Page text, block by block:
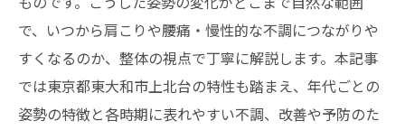
で、いつから肩こりや腰痛・慢性的な不調につながりや
すくなるのか、整体の視点で丁寧に解説します。本記事
では東京都東大和市上北台の特性も踏まえ、年代ごとの
姿勢の特徴と各時期に表れやすい不調、改善や予防のた